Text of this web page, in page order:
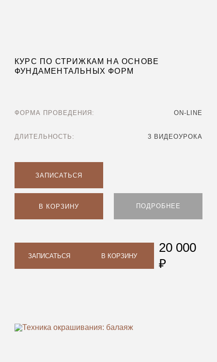
КУРС ПО СТРИЖКАМ НА ОСНОВЕ
ФУНДАМЕНТАЛЬНЫХ ФОРМ
ФОРМА ПРОВЕДЕНИЯ: ON-LINE
ДЛИТЕЛЬНОСТЬ: 3 ВИДЕОУРОКА
ЗАПИСАТЬСЯ
В КОРЗИНУ ПОДРОБНЕЕ
ЗАПИСАТЬСЯ В КОРЗИНУ
20 000
₽